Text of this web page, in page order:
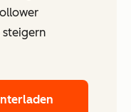
steigern